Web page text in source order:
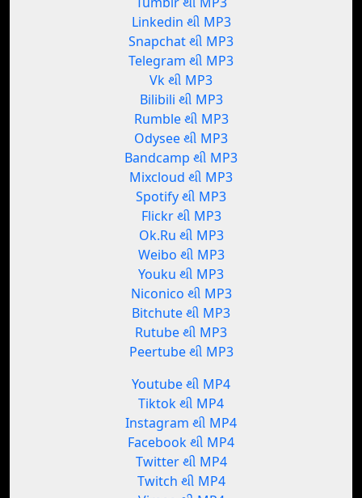
Linkedin થી MP3
Snapchat થી MP3
Telegram થી MP3
Vk થી MP3
Bilibili થી MP3
Rumble થી MP3
Odysee થી MP3
Bandcamp થી MP3
Mixcloud થી MP3
Spotify થી MP3
Flickr થી MP3
Ok.Ru થી MP3
Weibo થી MP3
Youku થી MP3
Niconico થી MP3
Bitchute થી MP3
Rutube થી MP3
Peertube થી MP3
Youtube થી MP4
Tiktok થી MP4
Instagram થી MP4
Facebook થી MP4
Twitter થી MP4
Twitch થી MP4